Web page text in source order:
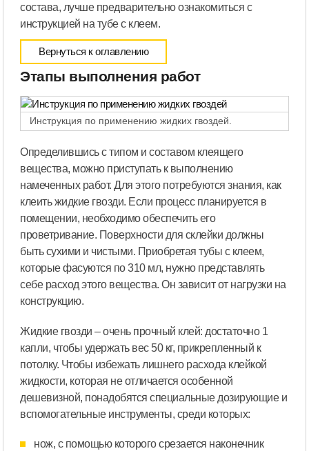
состава, лучше предварительно ознакомиться с
инструкцией на тубе с клеем.
Вернуться к оглавлению
Этапы выполнения работ
Инструкция по применению жидких гвоздей.
Определившись с типом и составом клеящего
вещества, можно приступать к выполнению
намеченных работ. Для этого потребуются знания, как
клеить жидкие гвозди. Если процесс планируется в
помещении, необходимо обеспечить его
проветривание. Поверхности для склейки должны
быть сухими и чистыми. Приобретая тубы с клеем,
которые фасуются по 310 мл, нужно представлять
себе расход этого вещества. Он зависит от нагрузки на
конструкцию.
Жидкие гвозди – очень прочный клей: достаточно 1
капли, чтобы удержать вес 50 кг, прикрепленный к
потолку. Чтобы избежать лишнего расхода клейкой
жидкости, которая не отличается особенной
дешевизной, понадобятся специальные дозирующие и
вспомогательные инструменты, среди которых:
нож, с помощью которого срезается наконечник